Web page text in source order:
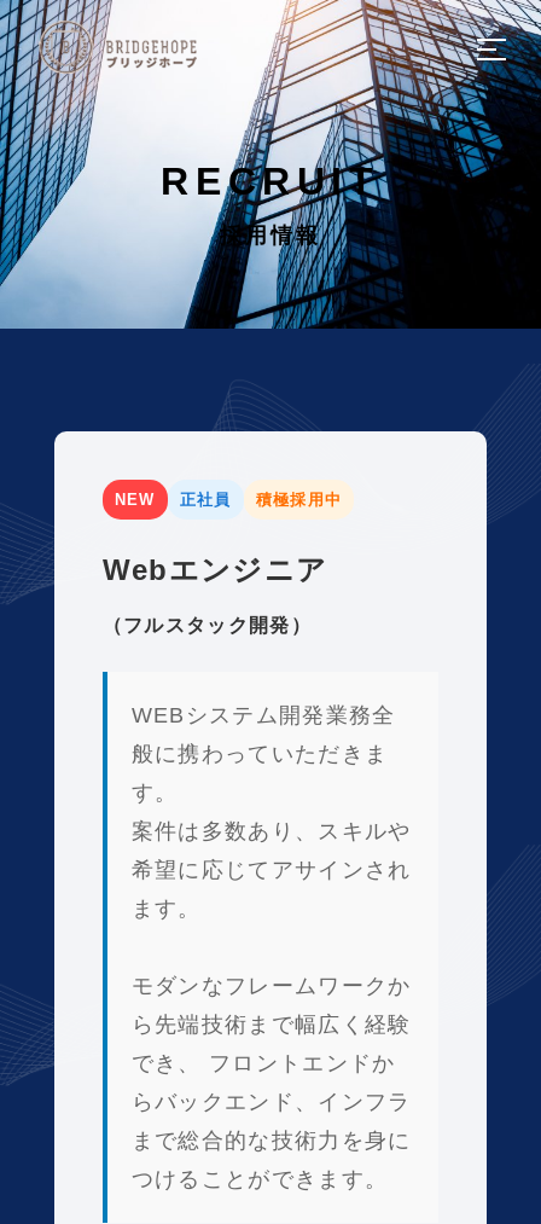
COMPANY
SERVICE
SOLUTION
NEWS
採用情報
お問い合わせ
RECRUIT
採用情報
NEW 正社員 積極採用中
Webエンジニア
（フルスタック開発）
WEBシステム開発業務全
般に携わっていただきま
す。
案件は多数あり、スキルや
希望に応じてアサインされ
ます。
モダンなフレームワークか
ら先端技術まで幅広く経験
でき、 フロントエンドか
らバックエンド、インフラ
まで総合的な技術力を身に
つけることができます。